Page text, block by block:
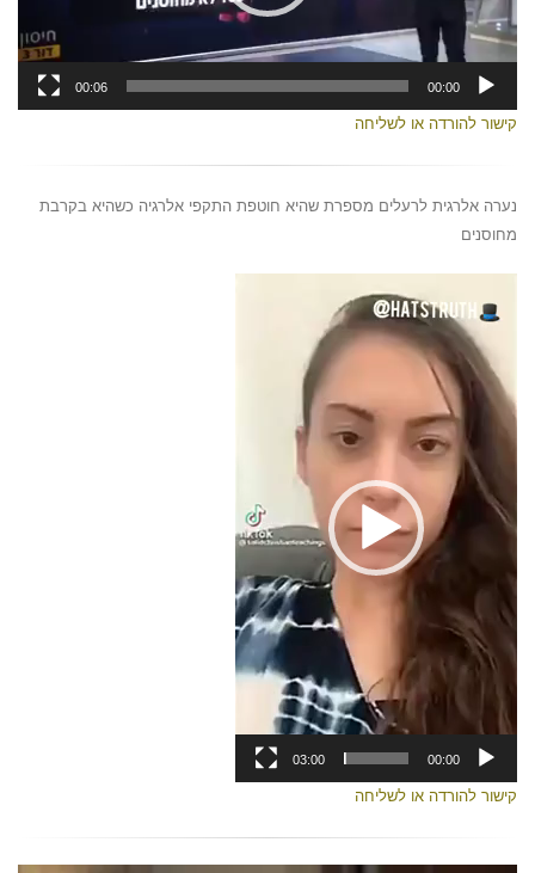
00:00
00:06
קישור להורדה או לשליחה
נערה אלרגית לרעלים מספרת שהיא חוטפת התקפי אלרגיה כשהיא בקרבת
מחוסנים
וידאו
00:00
03:00
קישור להורדה או לשליחה